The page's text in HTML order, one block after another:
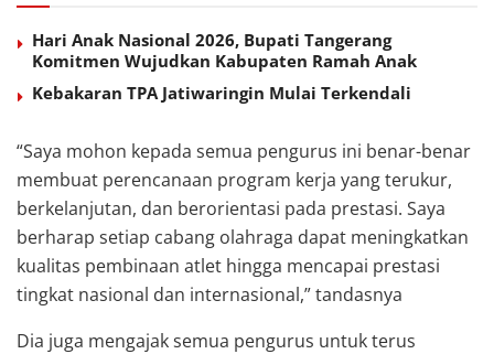
Hari Anak Nasional 2026, Bupati Tangerang
Komitmen Wujudkan Kabupaten Ramah Anak
Kebakaran TPA Jatiwaringin Mulai Terkendali
“Saya mohon kepada semua pengurus ini benar-benar
membuat perencanaan program kerja yang terukur,
berkelanjutan, dan berorientasi pada prestasi. Saya
berharap setiap cabang olahraga dapat meningkatkan
kualitas pembinaan atlet hingga mencapai prestasi
tingkat nasional dan internasional,” tandasnya
Dia juga mengajak semua pengurus untuk terus